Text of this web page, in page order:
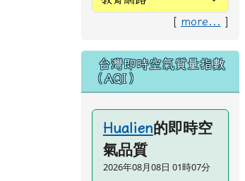
[ more... ]
台灣即時空氣質量指數
（AQI）
Hualien的即時空
氣品質
2026年08月08日 01時07分